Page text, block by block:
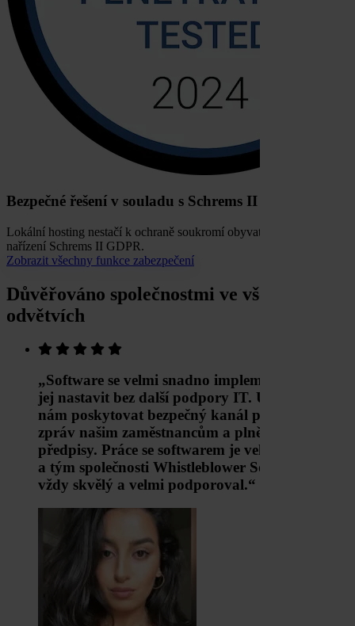
Bezpečné řešení v souladu s Schrems II (GDPR)
Lokální hosting nestačí k ochraně soukromí obyvatel EU podle
nařízení Schrems II GDPR.
Zobrazit všechny funkce zabezpečení
Důvěřováno společnostmi ve všech
odvětvích
„Software se velmi snadno implementuje a lze
jej nastavit bez další podpory IT. Umožňuje
nám poskytovat bezpečný kanál pro podávání
zpráv našim zaměstnancům a plně dodržovat
předpisy. Práce se softwarem je velmi intuitivní
a tým společnosti Whistleblower Software byl
vždy skvělý a velmi podporoval.“